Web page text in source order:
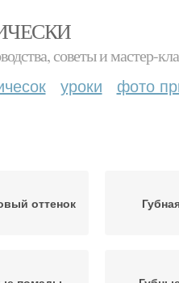
советы и мастер-
уроки фото
оттенок